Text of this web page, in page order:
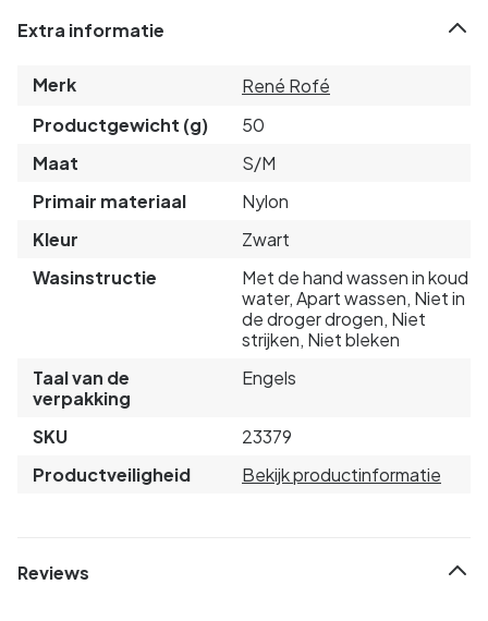
Extra informatie
Merk
René Rofé
Productgewicht (g)
50
Maat
S/M
Primair materiaal
Nylon
Kleur
Zwart
Wasinstructie
Met de hand wassen in koud
water, Apart wassen, Niet in
de droger drogen, Niet
strijken, Niet bleken
Taal van de
verpakking
Engels
SKU
23379
Productveiligheid
Bekijk productinformatie
Reviews